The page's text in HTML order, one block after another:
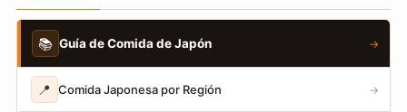
📚 Guía de Comida de Japón →
📍 Comida Japonesa por Región →